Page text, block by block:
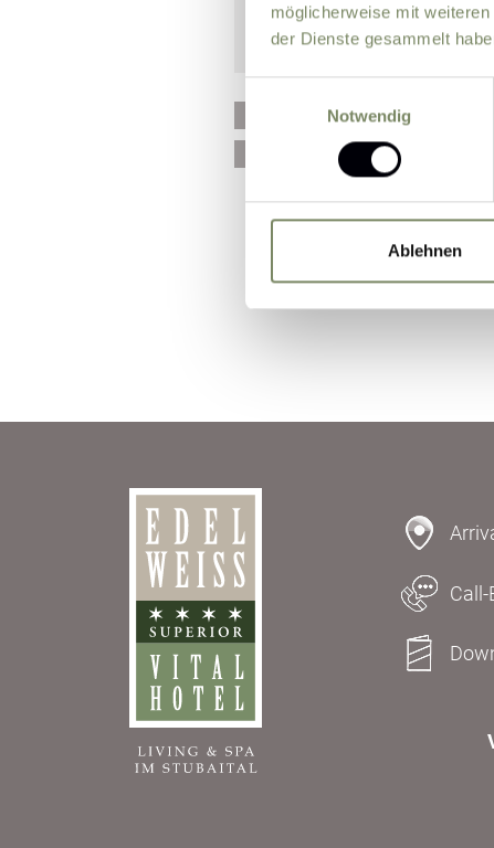
möglicherweise mit
der Dienste gesammelt
Notwendig
Ablehnen
Please send me news
I agree that the
processing my enquiry
Call-